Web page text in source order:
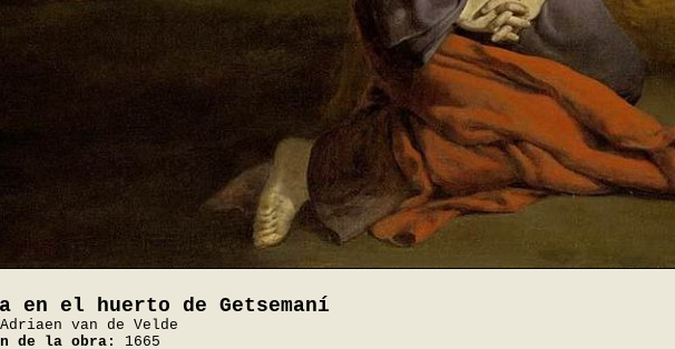
en el huerto de Getsemaní
Adriaen van de Velde
de la obra:
1665